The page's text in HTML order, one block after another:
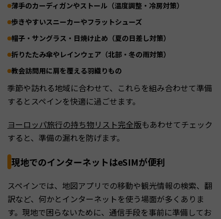
薄手のカーディガンやストール（温度調整・冷房対策）
歩きやすいスニーカーやフラットシューズ
帽子・サングラス・日焼け止め（夏の日差し対策）
折りたたみ傘やレインウェア（北部・冬の雨対策）
教会訪問用に肩を覆える羽織りもの
季節や訪れる地域に合わせて、これらを組み合わせて準備
するとスペインを快適に過ごせます。
ヨーロッパ旅行の持ち物リスト完全版もあわせてチェック
すると、準備の漏れを防げます。
現地でのインターネットはeSIMが便利
スペインでは、地図アプリでの移動や観光情報の検索、翻
訳など、何かとインターネットを使う場面が多くありま
す。現地で困らないために、通信手段を事前に準備してお